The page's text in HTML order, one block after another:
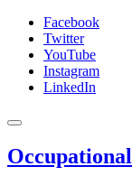
Facebook
Twitter
YouTube
Instagram
LinkedIn